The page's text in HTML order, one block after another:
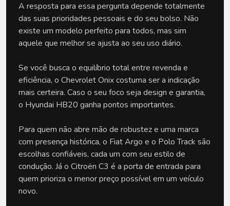
A resposta para essa pergunta depende totalmente
das suas prioridades pessoais e do seu bolso. Não
existe um modelo perfeito para todos, mas sim
aquele que melhor se ajusta ao seu uso diário.
Se você busca o equilíbrio total entre revenda e
eficiência, o Chevrolet Onix costuma ser a indicação
mais certeira. Caso o seu foco seja design e garantia,
o Hyundai HB20 ganha pontos importantes.
Para quem não abre mão de robustez e uma marca
com presença histórica, o Fiat Argo e o Polo Track são
escolhas confiáveis, cada um com seu estilo de
condução. Já o Citroën C3 é a porta de entrada para
quem prioriza o menor preço possível em um veículo
novo.